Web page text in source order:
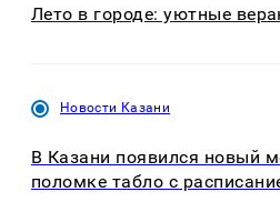
Лето в городе: уютные
Новости Казани
В Казани появился новый
поломке табло с